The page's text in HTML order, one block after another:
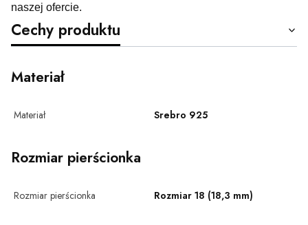
naszej ofercie.
Cechy produktu
Materiał
Materiał Srebro 925
Rozmiar pierścionka
Rozmiar pierścionka Rozmiar 18 (18,3 mm)